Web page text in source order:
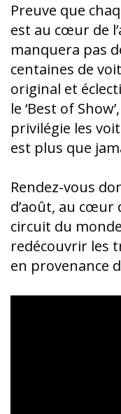
Preuve que
est au cœur de
manquera pas
centaines de
original et
le ‘Best of
privilégie les
est plus que
Rendez-vous
d’août, au cœur
circuit du
redécouvrir les
en provenance